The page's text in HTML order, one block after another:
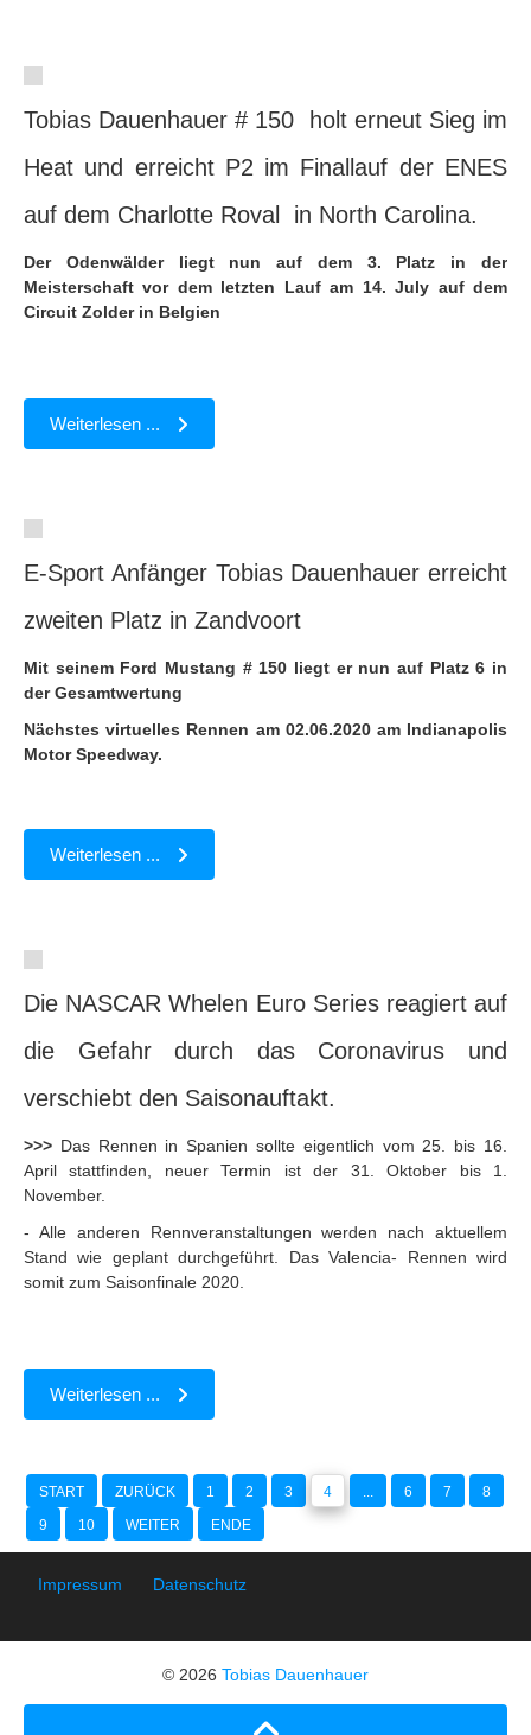
Tobias Dauenhauer # 150 holt erneut Sieg im
Heat und erreicht P2 im Finallauf der ENES
auf dem Charlotte Roval in North Carolina.
Der Odenwälder liegt nun auf dem 3. Platz in der
Meisterschaft vor dem letzten Lauf am 14. July auf dem
Circuit Zolder in Belgien
Weiterlesen ...
E-Sport Anfänger Tobias Dauenhauer erreicht
zweiten Platz in Zandvoort
Mit seinem Ford Mustang # 150 liegt er nun auf Platz 6 in
der Gesamtwertung
Nächstes virtuelles Rennen am 02.06.2020 am Indianapolis
Motor Speedway.
Weiterlesen ...
Die NASCAR Whelen Euro Series reagiert auf
die Gefahr durch das Coronavirus und
verschiebt den Saisonauftakt.
>>> Das Rennen in Spanien sollte eigentlich vom 25. bis 16.
April stattfinden, neuer Termin ist der 31. Oktober bis 1.
November.
- Alle anderen Rennveranstaltungen werden nach aktuellem
Stand wie geplant durchgeführt. Das Valencia- Rennen wird
somit zum Saisonfinale 2020.
Weiterlesen ...
START ZURÜCK 1 2 3 4 ... 6 7
8
9
10 WEITER ENDE
Impressum Datenschutz
© 2026 Tobias Dauenhauer